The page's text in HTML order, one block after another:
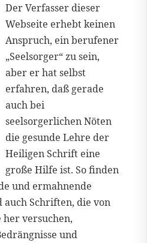
Der Verfasser dieser
Webseite erhebt keinen
Anspruch, ein berufener
„Seelsorger“ zu sein,
aber er hat selbst
erfahren, daß gerade
auch bei
seelsorgerlichen Nöten
die gesunde Lehre der
Heiligen Schrift eine
große Hilfe ist. So finden
und ermahnende
Schriften, die von
versuchen,
und